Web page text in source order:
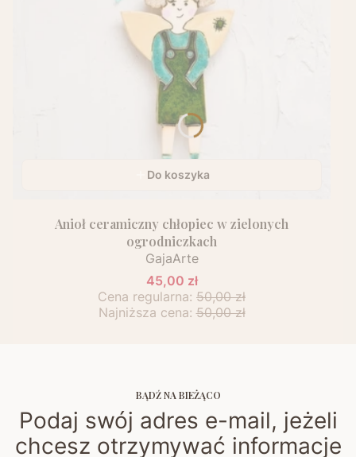
Do koszyka
Anioł ceramiczny chłopiec w zielonych
ogrodniczkach
GajaArte
45,00 zł
Cena regularna: 50,00 zł
Najniższa cena: 50,00 zł
BĄDŹ NA BIEŻĄCO
Podaj swój adres e-mail, jeżeli
chcesz otrzymywać informacje